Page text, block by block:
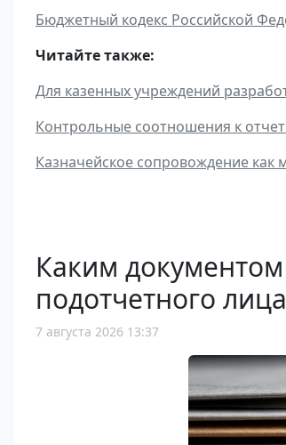
Бюджетный кодекс Российской
Читайте также:
Для казенных учреждений
Контрольные соотношения к
Казначейское сопровождение как
Каким
подотчетного лица
7 августа 2026 13:37